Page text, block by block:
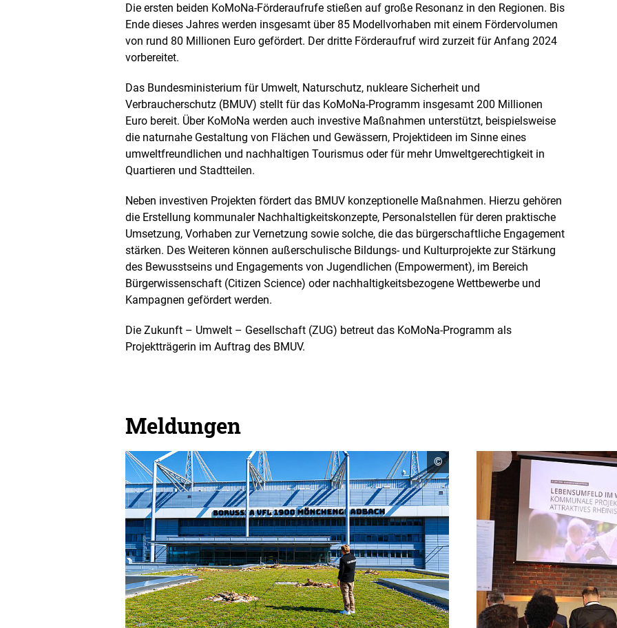
Die ersten beiden KoMoNa-Förderaufrufe stießen auf große Resonanz in den Regionen. Bis
Ende dieses Jahres werden insgesamt über 85 Modellvorhaben mit einem Fördervolumen
von rund 80 Millionen Euro gefördert. Der dritte Förderaufruf wird zurzeit für Anfang 2024
vorbereitet.
Das Bundesministerium für Umwelt, Naturschutz, nukleare Sicherheit und
Verbraucherschutz (BMUV) stellt für das KoMoNa-Programm insgesamt 200 Millionen
Euro bereit. Über KoMoNa werden auch investive Maßnahmen unterstützt, beispielsweise
die naturnahe Gestaltung von Flächen und Gewässern, Projektideen im Sinne eines
umweltfreundlichen und nachhaltigen Tourismus oder für mehr Umweltgerechtigkeit in
Quartieren und Stadtteilen.
Neben investiven Projekten fördert das BMUV konzeptionelle Maßnahmen. Hierzu gehören
die Erstellung kommunaler Nachhaltigkeitskonzepte, Personalstellen für deren praktische
Umsetzung, Vorhaben zur Vernetzung sowie solche, die das bürgerschaftliche Engagement
stärken. Des Weiteren können außerschulische Bildungs- und Kulturprojekte zur Stärkung
des Bewusstseins und Engagements von Jugendlichen (Empowerment), im Bereich
Bürgerwissenschaft (Citizen Science) oder nachhaltigkeitsbezogene Wettbewerbe und
Kampagnen gefördert werden.
Die Zukunft – Umwelt – Gesellschaft (ZUG) betreut das KoMoNa-Programm als
Projektträgerin im Auftrag des BMUV.
Meldungen
Copyright
Informationen
öffnen
©